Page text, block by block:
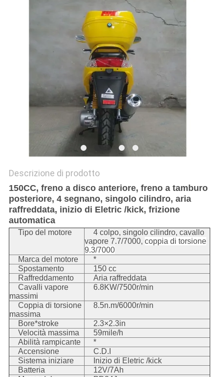
Descrizione di prodotto
150CC, freno a disco anteriore, freno a tamburo
posteriore, 4 segnano, singolo cilindro, aria
raffreddata, inizio di Eletric /kick, frizione
automatica
Tipo del motore
4 colpo, singolo cilindro, cavallo
vapore 7.7/7000, coppia di torsione
9.3/7000
Marca del motore
*
Spostamento
150 cc
Raffreddamento
Aria raffreddata
Cavalli vapore
massimi
6.8KW/7500r/min
Coppia di torsione
massima
8.5n.m/6000r/min
Bore*stroke
2.3×2.3in
Velocità massima
59mile/h
Abilità rampicante
*
Accensione
C.D.I
Sistema iniziare
Inizio di Eletric /kick
Batteria
12V/7Ah